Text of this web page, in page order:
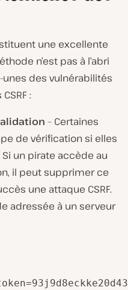
une excellente
n’est pas à l’abri
des vulnérabilités
:
– Certaines
de vérification si elles
un pirate accède au
il peut supprimer ce
une attaque CSRF.
adressée à un serveur